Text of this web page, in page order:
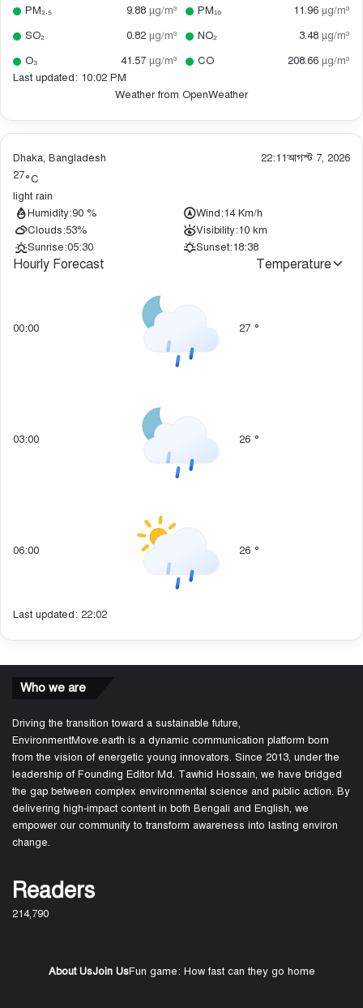
PM₂.₅
9.88 µg/m³ PM₁₀ 11.96 µg/m³
SO₂
0.82 µg/m³ NO₂ 3.48 µg/m³
O₃
41.57 µg/m³ CO 208.66 µg/m³
Last updated: 10:02 PM
Weather from OpenWeather
Dhaka, Bangladesh 22:11আগস্ট 7, 2026
27°C
light rain
Humidity:90 % Wind:14 Km/h
Clouds:53% Visibility:10 km
Sunrise:05:30 Sunset:18:38
Hourly Forecast Temperature
00:00 27 °
03:00 26 °
06:00 26 °
Last updated: 22:02
Who we are
Driving the transition toward a sustainable future,
EnvironmentMove.earth is a dynamic communication platform born
from the vision of energetic young innovators. Since 2013, under the
leadership of Founding Editor Md. Tawhid Hossain, we have bridged
the gap between complex environmental science and public action. By
delivering high-impact content in both Bengali and English, we
empower our community to transform awareness into lasting environ
change.
Readers
214,790
About UsJoin UsFun game: How fast can they go home